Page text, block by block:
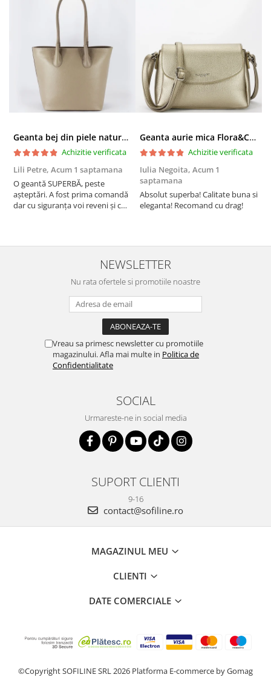
Geanta bej din piele naturala 8966 123
Achizitie verificata
Lili Petre, Acum 1 saptamana
O geantă SUPERBĂ, peste
așteptări. A fost prima comandă
dar cu siguranța voi reveni și cu
doua zi). RECOMAND SOFILINE!!!
Geanta aurie mica Flora&CO Paris H6930 16
Achizitie verificata
Iulia Negoita, Acum 1
saptamana
Absolut superba! Calitate buna si
eleganta! Recomand cu drag!
NEWSLETTER
Nu rata ofertele si promotiile noastre
Vreau sa primesc newsletter cu promotiile
magazinului. Afla mai multe in Politica de
Confidentialitate
SOCIAL
Urmareste-ne in social media
SUPORT CLIENTI
9-16
contact@sofiline.ro
MAGAZINUL MEU
CLIENTI
DATE COMERCIALE
©Copyright SOFILINE SRL 2026 Platforma E-commerce by Gomag